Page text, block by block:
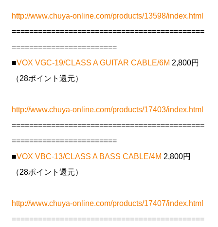
http://www.chuya-online.com/products/13598/index.html
============================================
========================
■VOX VGC-19/CLASS A GUITAR CABLE/6M 2,800円
（28ポイント還元）
http://www.chuya-online.com/products/17403/index.html
============================================
========================
■VOX VBC-13/CLASS A BASS CABLE/4M 2,800円
（28ポイント還元）
http://www.chuya-online.com/products/17407/index.html
============================================